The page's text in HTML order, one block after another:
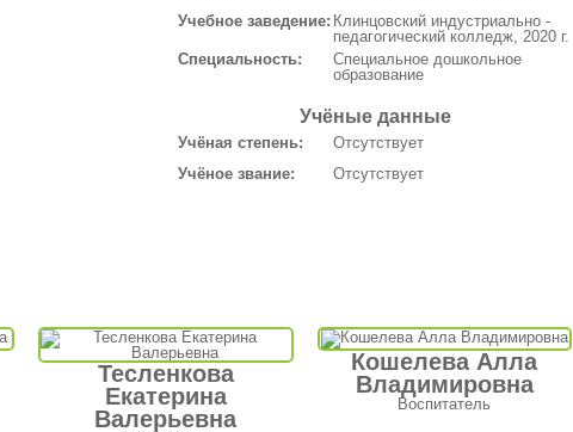
Учебное заведение: Клинцовский индустриально -
педагогический колледж, 2020 г.
Специальность:
Специальное дошкольное
образование
Учёные данные
Учёная степень:
Отсутствует
Учёное звание:
Отсутствует
Тесленкова
Екатерина
Валерьевна
Кошелева Алла
Владимировна
Воспитатель